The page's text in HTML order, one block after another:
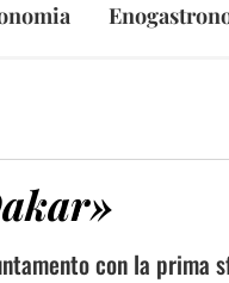
con la prima